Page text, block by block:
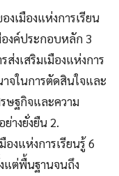
เมืองแห่งการเรียน
งค์ประกอบหลัก 3
งเสริมเมืองแห่งการ
จในการตัดสินใจและ
ษฐกิจและความ
างยั่งยืน 2.
แห่งการเรียนรู้ 6
แต่พื้นฐานจนถึง